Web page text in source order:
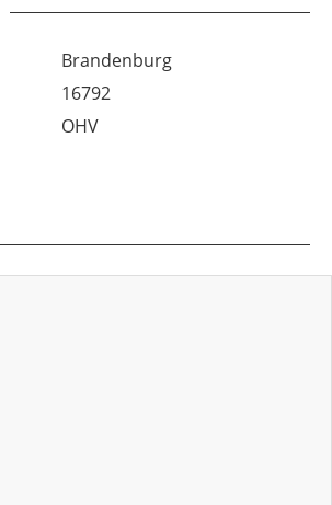
Brandenburg
16792
OHV